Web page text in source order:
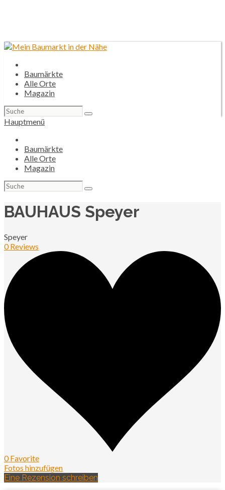
Baumärkte
Alle Orte
Magazin
Suchen
nach:
Hauptmenü
Baumärkte
Alle Orte
Magazin
Suchen
nach:
BAUHAUS Speyer
Speyer
0 Reviews
0 Favorite
Fotos hinzufügen
Eine Rezension schreiben